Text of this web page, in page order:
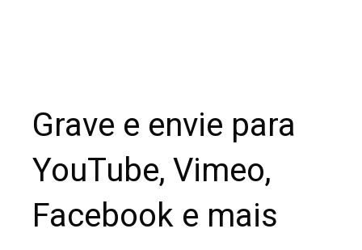
Grave e envie para
YouTube, Vimeo,
Facebook e mais